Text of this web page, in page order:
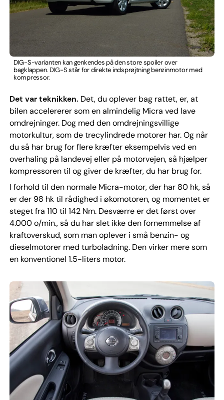
DIG-S-varianten kan genkendes på den store spoiler over
bagklappen. DIG-S står for direkte indsprøjtning benzinmotor med
kompressor.
Det var teknikken. Det, du oplever bag rattet, er, at
bilen accelererer som en almindelig Micra ved lave
omdrejninger. Dog med den omdrejningsvillige
motorkultur, som de trecylindrede motorer har. Og når
du så har brug for flere kræfter eksempelvis ved en
overhaling på landevej eller på motorvejen, så hjælper
kompressoren til og giver de kræfter, du har brug for.
I forhold til den normale Micra-motor, der har 80 hk, så
er der 98 hk til rådighed i økomotoren, og momentet er
steget fra 110 til 142 Nm. Desværre er det først over
4.000 o/min., så du har slet ikke den fornemmelse af
kraftoverskud, som man oplever i små benzin- og
dieselmotorer med turboladning. Den virker mere som
en konventionel 1.5-liters motor.